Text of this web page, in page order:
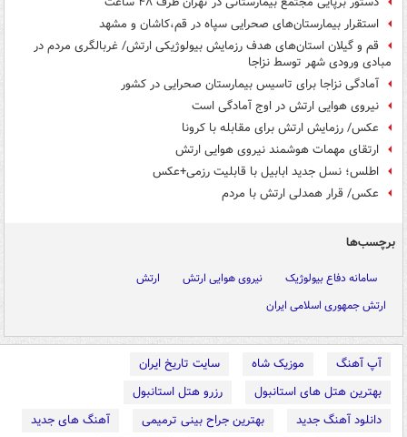
استقرار بیمارستان‌های صحرایی سپاه در قم،کاشان و مشهد
قم و گیلان استان‌های هدف رزمایش بیولوژیکی ارتش/ غربالگری مردم در
مبادی ورودی شهر توسط نزاجا
آمادگی نزاجا برای تاسیس بیمارستان صحرایی در کشور
نیروی هوایی ارتش در اوج آمادگی است
عکس/ رزمایش ارتش برای مقابله با کرونا
ارتقای مهمات هوشمند نیروی هوایی ارتش
اطلس؛ نسل جدید ابابیل با قابلیت رزمی+عکس
عکس/ قرار همدلی ارتش با مردم
برچسب‌ها
سامانه دفاع بیولوژیک نیروی هوایی ارتش
ارتش
ارتش جمهوری اسلامی ایران
آپ آهنگ موزیک شاه
سایت تاریخ ایران
بهترین هتل های استانبول
رزرو هتل استانبول
دانلود آهنگ جدید
بهترین جراح بینی ترمیمی
آهنگ های جدید